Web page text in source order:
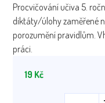
Procvičování učiva 5.
diktáty/úlohy zaměřené
porozumění pravidlům.
práci.
19 Kč